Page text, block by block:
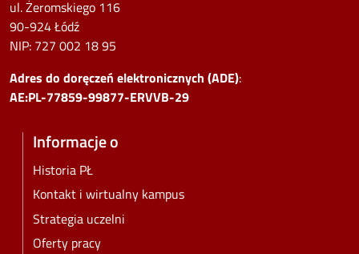
ul. Żeromskiego 116
90-924 Łódź
NIP: 727 002 18 95
Adres do doręczeń elektronicznych (ADE):
AE:PL-77859-99877-ERVVB-29
Informacje o
Historia PŁ
Kontakt i wirtualny kampus
Strategia uczelni
Oferty pracy